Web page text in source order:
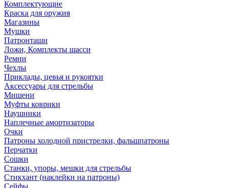
Комплектующие
Краска для оружия
Магазины
Мушки
Патронташи
Ложи, Комплекты шасси
Ремни
Чехлы
Приклады, цевья и рукоятки
Аксессуары для стрельбы
Мишени
Муфты коврики
Наушники
Наплечные амортизаторы
Очки
Патроны холодной пристрелки, фальшпатроны
Перчатки
Сошки
Станки, упоры, мешки для стрельбы
Стикхант (наклейки на патроны)
Сейфы